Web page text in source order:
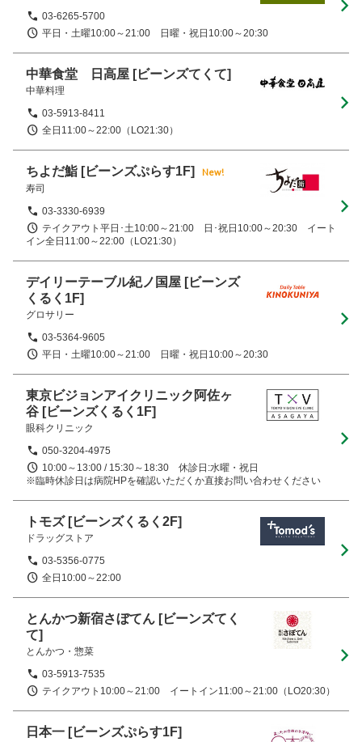
03-6265-5700
平日・土曜10:00～21:00　日曜・祝日10:00～20:30
中華食堂 日高屋 [ビーンズてくて]
中華料理
03-5913-8411
全日11:00～22:00（LO21:30）
ちよだ鮨 [ビーンズぷらす1F] New!
寿司
03-3330-6939
テイクアウト平日･土10:00～21:00　日･祝日10:00～20:30　イート
イン全日11:00～22:00（LO21:30）
デイリーテーブル紀ノ国屋 [ビーンズ
くるく1F]
グロサリー
03-5364-9605
平日・土曜10:00～21:00　日曜・祝日10:00～20:30
東京ビジョンアイクリニック阿佐ヶ
谷 [ビーンズくるく1F]
眼科クリニック
050-3204-4975
10:00～13:00 / 15:30～18:30　休診日:水曜・祝日
※臨時休診日は病院HPを確認いただくか直接お問い合わせください
トモズ[ビーンズくるく2F]
ドラッグストア
03-5356-0775
全日10:00～22:00
とんかつ新宿さぼてん [ビーンズてく
て]
とんかつ・惣菜
03-5913-7535
テイクアウト10:00～21:00　イートイン11:00～21:00（LO20:30）
日本一 [ビーンズぷらす1F]